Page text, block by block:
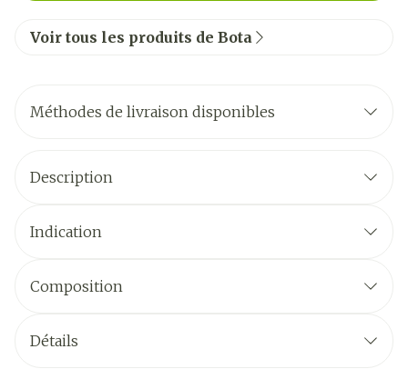
Voir tous les produits de Bota
Méthodes de livraison disponibles
Description
Indication
Composition
Détails